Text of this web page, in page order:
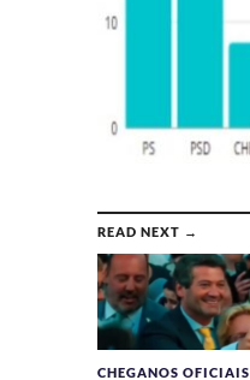
READ NEXT →
CHEGANOS OFICIAIS